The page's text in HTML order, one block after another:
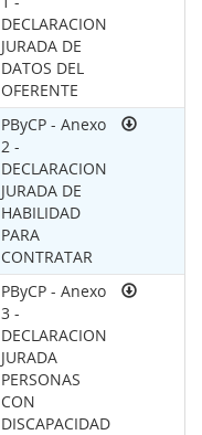
DECLARACION
JURADA DE
DATOS DEL
OFERENTE
PByCP - Anexo
2 -
DECLARACION
JURADA DE
HABILIDAD
PARA
CONTRATAR
PByCP - Anexo
3 -
DECLARACION
JURADA
PERSONAS
CON
DISCAPACIDAD